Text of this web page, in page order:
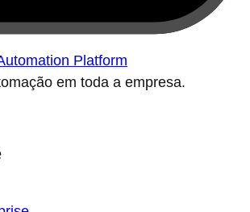
Platform
em toda a empresa.